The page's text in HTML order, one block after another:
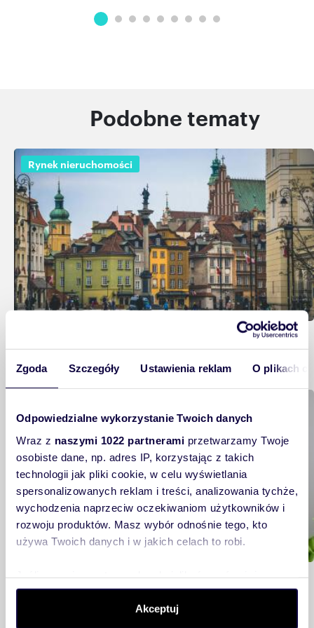
Zgoda Szczegóły Ustawienia reklam O plikach
Odpowiedzialne wykorzystanie Twoich danych
Wraz z naszymi 1022 partnerami przetwarzamy Twoje
osobiste dane, np. adres IP, korzystając z takich
technologii jak pliki cookie, w celu wyświetlania
spersonalizowanych reklam i treści, analizowania tychże,
wychodzenia naprzeciw oczekiwaniom użytkowników i
rozwoju produktów. Masz wybór odnośnie tego, kto
używa Twoich danych i w jakich celach to robi.
Gromadzić dane dotyczące Twojej lokalizacji
geograficznej z dokładnością nawet do kilku metrów
Akceptuj
Podobne tematy
Rynek nieruchomości
Warszawa – architektura, urbanistyka i
rozwój miasta
Kraków. Drugi największy rynek
nieruchomości w Polsce. Warto kupić tu